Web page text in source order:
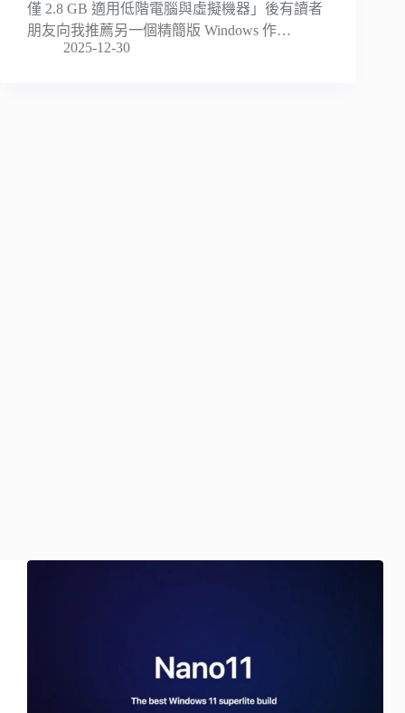
僅 2.8 GB 適用低階電腦與虛擬機器」後有讀者
朋友向我推薦另一個精簡版 Windows 作…
2025-12-30